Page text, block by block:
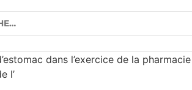
dans l’exercice de la
l’